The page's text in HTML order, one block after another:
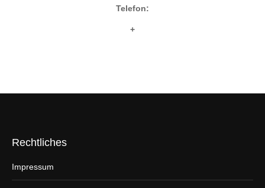
Telefon:
+
Rechtliches
Impressum